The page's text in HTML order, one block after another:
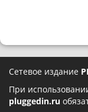
Сетевое издание
При
pluggedin.ru